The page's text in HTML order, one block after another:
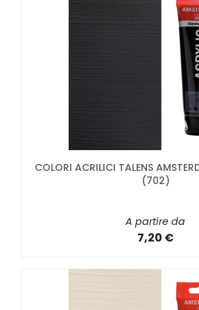
COLORI ACRILICI TALENS
(702)
A partire da
7,20 €